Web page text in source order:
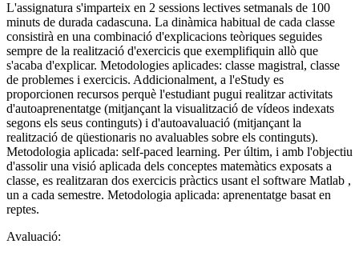
L'assignatura s'imparteix en 2 sessions lectives setmanals de 100
minuts de durada cadascuna. La dinàmica habitual de cada classe
consistirà en una combinació d'explicacions teòriques seguides
sempre de la realització d'exercicis que exemplifiquin allò que
s'acaba d'explicar. Metodologies aplicades: classe magistral, classe
de problemes i exercicis. Addicionalment, a l'eStudy es
proporcionen recursos perquè l'estudiant pugui realitzar activitats
d'autoaprenentatge (mitjançant la visualització de vídeos indexats
segons els seus continguts) i d'autoavaluació (mitjançant la
realització de qüestionaris no avaluables sobre els continguts).
Metodologia aplicada: self-paced learning. Per últim, i amb l'objectiu
d'assolir una visió aplicada dels conceptes matemàtics exposats a
classe, es realitzaran dos exercicis pràctics usant el software Matlab ,
un a cada semestre. Metodologia aplicada: aprenentatge basat en
reptes.
Avaluació: